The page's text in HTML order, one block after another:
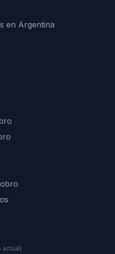
en Argentina
actual)